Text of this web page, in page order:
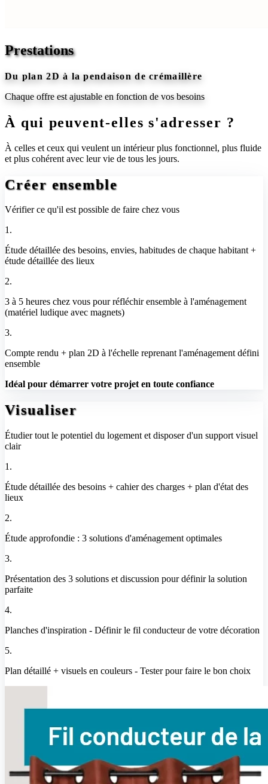
Prestations
Du plan 2D à la pendaison de crémaillère
Chaque offre est ajustable en fonction de vos besoins
À qui peuvent-elles s'adresser ?
À celles et ceux qui veulent un intérieur plus fonctionnel, plus fluide
et plus cohérent avec leur vie de tous les jours.
Créer ensemble
Vérifier ce qu'il est possible de faire chez vous
1.
Étude détaillée des besoins, envies, habitudes de chaque habitant +
étude détaillée des lieux
2.
3 à 5 heures chez vous pour réfléchir ensemble à l'aménagement
(matériel ludique avec magnets)
3.
Compte rendu + plan 2D à l'échelle reprenant l'aménagement défini
ensemble
Idéal pour démarrer votre projet en toute confiance
Visualiser
Étudier tout le potentiel du logement et disposer d'un support visuel
clair
1.
Étude détaillée des besoins + cahier des charges + plan d'état des
lieux
2.
Étude approfondie : 3 solutions d'aménagement optimales
3.
Présentation des 3 solutions et discussion pour définir la solution
parfaite
4.
Planches d'inspiration - Définir le fil conducteur de votre décoration
5.
Plan détaillé + visuels en couleurs - Tester pour faire le bon choix